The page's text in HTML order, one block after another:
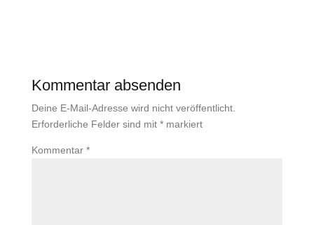
Kommentar absenden
Deine E-Mail-Adresse wird nicht veröffentlicht.
Erforderliche Felder sind mit *markiert
Kommentar *